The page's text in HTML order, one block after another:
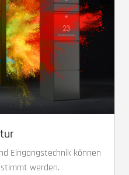
Eingangstechnik können
werden.